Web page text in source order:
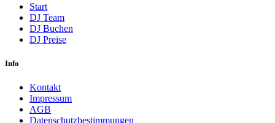
Start
DJ Team
DJ Buchen
DJ Preise
Info
Kontakt
Impressum
AGB
Datenschutzbestimmungen